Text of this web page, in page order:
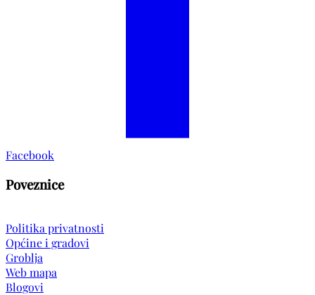
Facebook
Poveznice
Politika privatnosti
Općine i gradovi
Groblja
Web mapa
Blogovi